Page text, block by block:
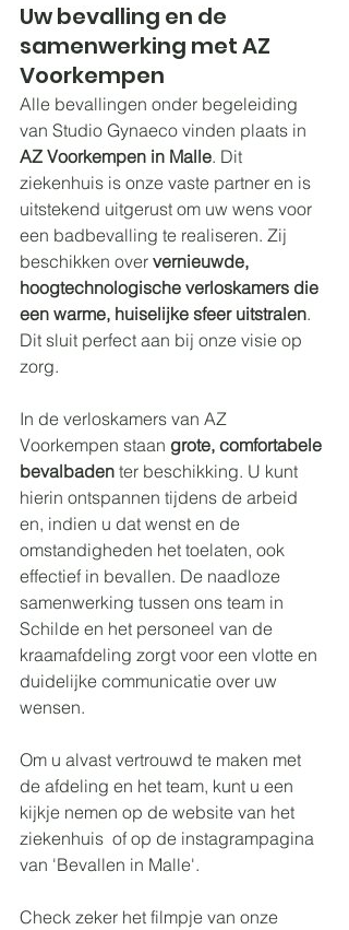
Uw bevalling en de
samenwerking met AZ
Voorkempen
Alle bevallingen onder begeleiding
van Studio Gynaeco vinden plaats in
AZ Voorkempen in Malle. Dit
ziekenhuis is onze vaste partner en is
uitstekend uitgerust om uw wens voor
een badbevalling te realiseren. Zij
beschikken over vernieuwde,
hoogtechnologische verloskamers die
een warme, huiselijke sfeer uitstralen.
Dit sluit perfect aan bij onze visie op
zorg.
In de verloskamers van AZ
Voorkempen staan grote, comfortabele
bevalbaden ter beschikking. U kunt
hierin ontspannen tijdens de arbeid
en, indien u dat wenst en de
omstandigheden het toelaten, ook
effectief in bevallen. De naadloze
samenwerking tussen ons team in
Schilde en het personeel van de
kraamafdeling zorgt voor een vlotte en
duidelijke communicatie over uw
wensen.
Om u alvast vertrouwd te maken met
de afdeling en het team, kunt u een
kijkje nemen op de website van het
ziekenhuis
  of op de instagrampagina
van 'Bevallen in Malle'.
Check zeker het filmpje van onze